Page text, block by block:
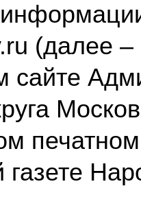
(далее
сайте
газете